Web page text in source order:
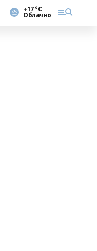
+17 °С
Облачно